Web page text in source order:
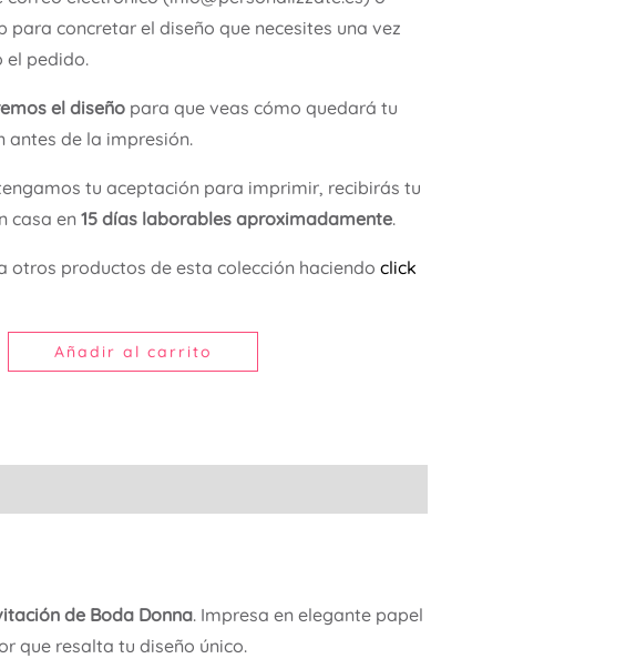
para concretar el diseño que necesites una vez
el pedido.
el diseño para que veas cómo quedará tu
antes de la impresión.
tu aceptación para imprimir, recibirás tu
casa en15 días laborables aproximadamente.
otros productos de esta colección haciendoclick
Añadir al carrito
de Boda Donna. Impresa en elegante papel
que resalta tu diseño único.